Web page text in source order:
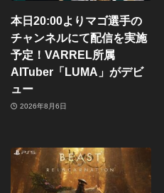
本日20:00よりマゴ選手の
チャンネルにて配信を実施
予定！VARREL所属
AITuber「LUMA」がデビ
ュー
2026年8月6日